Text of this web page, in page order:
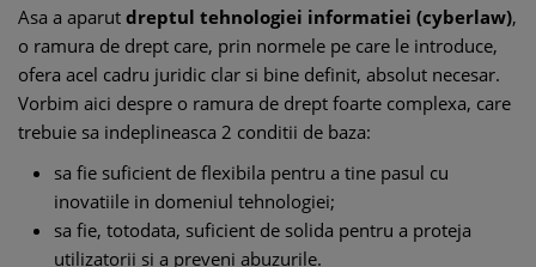
Asa a aparut dreptul tehnologiei informatiei (cyberlaw),
o ramura de drept care, prin normele pe care le introduce,
ofera acel cadru juridic clar si bine definit, absolut necesar.
Vorbim aici despre o ramura de drept foarte complexa, care
trebuie sa indeplineasca 2 conditii de baza:
sa fie suficient de flexibila pentru a tine pasul cu
inovatiile in domeniul tehnologiei;
sa fie, totodata, suficient de solida pentru a proteja
utilizatorii si a preveni abuzurile.